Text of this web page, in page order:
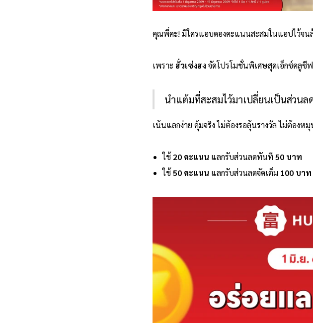
คุณพี่คะ! มีใครแอบดองคะแนนสะสมในแอปไว้จน
เพราะ ฮั่วเซ่งฮง จัดโปรโมชั่นพิเศษสุดเอ็กซ์คลูซี
นำแต้มที่สะสมไว้มาเปลี่ยนเป็นส่วน
เน้นแลกง่าย คุ้มจริง ไม่ต้องรอลุ้นรางวัล ไม่ต้องห
ใช้ 20 คะแนน แลกรับส่วนลดทันที 50 บาท
ใช้50 คะแนน แลกรับส่วนลดจัดเต็ม 100 บาท